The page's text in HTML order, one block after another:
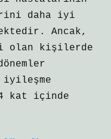
daha iyi
Ancak,
olan kişilerde
iyileşme
kat içinde